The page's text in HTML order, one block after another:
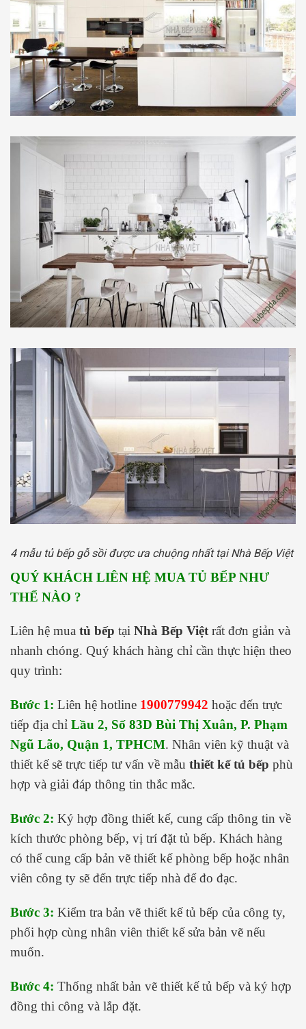
4 mẫu tủ bếp gỗ sồi được ưa chuộng nhất tại Nhà Bếp Việt
QUÝ KHÁCH LIÊN HỆ MUA TỦ BẾP NHƯ
THẾ NÀO ?
Liên hệ mua tủ bếp tại Nhà Bếp Việtrất đơn giản và
nhanh chóng. Quý khách hàng chỉ cần thực hiện theo
quy trình:
Bước 1: Liên hệ hotline 1900779942 hoặc đến trực
tiếp địa chỉ Lầu 2, Số 83D Bùi Thị Xuân, P. Phạm
Ngũ Lão, Quận 1, TPHCM. Nhân viên kỹ thuật và
thiết kế sẽ trực tiếp tư vấn về mẫu thiết kế tủ bếp phù
hợp và giải đáp thông tin thắc mắc.
Bước 2: Ký hợp đồng thiết kế, cung cấp thông tin về
kích thước phòng bếp, vị trí đặt tủ bếp. Khách hàng
có thể cung cấp bản vẽ thiết kế phòng bếp hoặc nhân
viên công ty sẽ đến trực tiếp nhà để đo đạc.
Bước 3: Kiểm tra bản vẽ thiết kế tủ bếp của công ty,
phối hợp cùng nhân viên thiết kế sửa bản vẽ nếu
muốn.
Bước 4: Thống nhất bản vẽ thiết kế tủ bếp và ký hợp
đồng thi công và lắp đặt.